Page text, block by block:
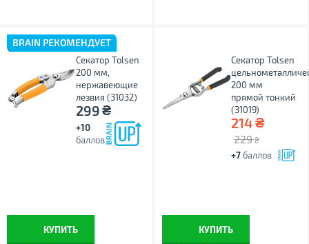
BRAIN РЕКОМЕНДУЕТ
Секатор Tolsen
200 мм,
нержавеющие
лезвия (31032)
299₴
+10
баллов
КУПИТЬ
Секатор Tolsen
200 мм
прямой тонкий
(31019)
214₴
229 ₴
+7 баллов
КУПИТЬ